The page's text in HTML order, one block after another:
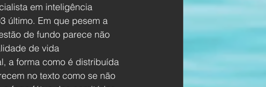
em inteligência
último. Em que pesem a
de fundo parece não
de vida
a forma como é distribuída
no texto como se não